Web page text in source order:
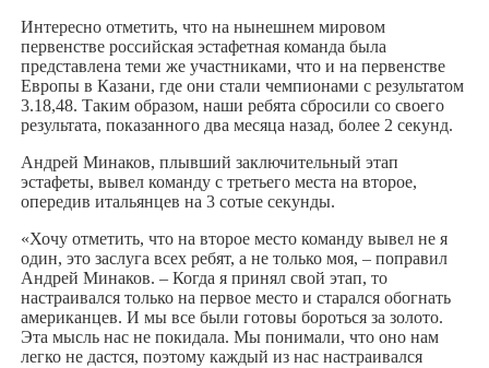
Интересно отметить, что на нынешнем мировом
первенстве российская эстафетная команда была
представлена теми же участниками, что и на первенстве
Европы в Казани, где они стали чемпионами с результатом
3.18,48. Таким образом, наши ребята сбросили со своего
результата, показанного два месяца назад, более 2 секунд.
Андрей Минаков, плывший заключительный этап
эстафеты, вывел команду с третьего места на второе,
опередив итальянцев на 3 сотые секунды.
«Хочу отметить, что на второе место команду вывел не я
один, это заслуга всех ребят, а не только моя, – поправил
Андрей Минаков. – Когда я принял свой этап, то
настраивался только на первое место и старался обогнать
американцев. И мы все были готовы бороться за золото.
Эта мысль нас не покидала. Мы понимали, что оно нам
легко не дастся, поэтому каждый из нас настраивался